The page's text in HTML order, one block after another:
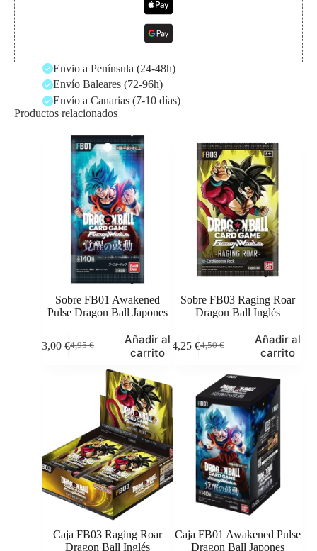
Envio a Península (24-48h)
Envío Baleares (72-96h)
Envío a Canarias (7-10 días)
Productos relacionados
Sobre FB01 Awakened
Pulse Dragon Ball Japones
4,95€
El
3,00 €El
Añadir al
carrito
Sobre FB03 Raging Roar
Dragon Ball Inglés
4,50€
El
original
era:
4,50 €.
4,25 €El
actual
es:
4,25 €.
Añadir al
carrito
Caja FB03 Raging Roar
Dragon Ball Inglés
Caja FB01 Awakened Pulse
Dragon Ball Japones